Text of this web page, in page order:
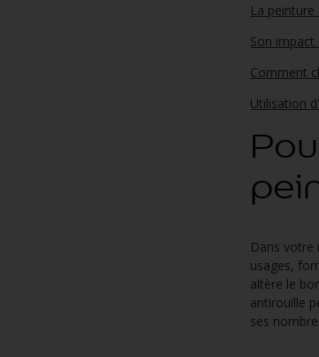
La
Son
Comment
Utilisation
Dans votre
usages,
altère le
antirouille
ses